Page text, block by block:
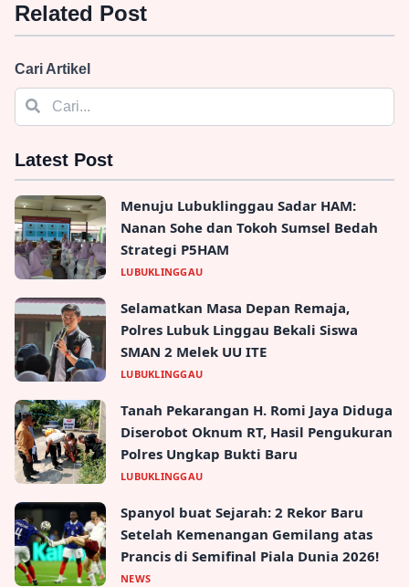
Related Post
Cari Artikel
Latest Post
Menuju Lubuklinggau Sadar HAM:
Nanan Sohe dan Tokoh Sumsel Bedah
Strategi P5HAM
LUBUKLINGGAU
Selamatkan Masa Depan Remaja,
Polres Lubuk Linggau Bekali Siswa
SMAN 2 Melek UU ITE
LUBUKLINGGAU
Tanah Pekarangan H. Romi Jaya Diduga
Diserobot Oknum RT, Hasil Pengukuran
Polres Ungkap Bukti Baru
LUBUKLINGGAU
Spanyol buat Sejarah: 2 Rekor Baru
Setelah Kemenangan Gemilang atas
Prancis di Semifinal Piala Dunia 2026!
NEWS